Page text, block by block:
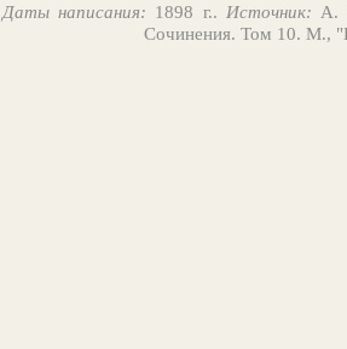
Даты написания: 1898 г.. Источник: А.
Сочинения. Том 10. М.,